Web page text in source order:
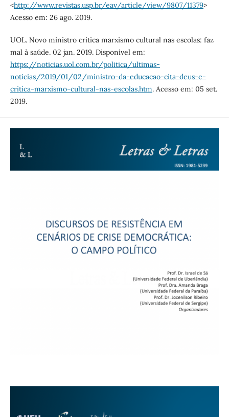
<http://www.revistas.usp.br/eav/article/view/9807/11379>
Acesso em: 26 ago. 2019.
UOL. Novo ministro critica marxismo cultural nas escolas: faz
mal à saúde. 02 jan. 2019. Disponível em:
https://noticias.uol.com.br/politica/ultimas-
noticias/2019/01/02/ministro-da-educacao-cita-deus-e-
critica-marxismo-cultural-nas-escolas.htm. Acesso em: 05 set.
2019.